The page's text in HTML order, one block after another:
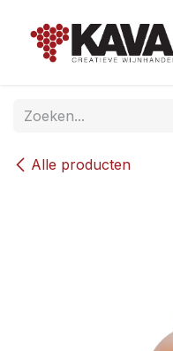
Alle producten